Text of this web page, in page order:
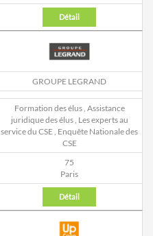
Détail
GROUPE LEGRAND
Formation des élus, Assistance
juridique des élus, Les experts au
service du CSE Enquête Nationale des
CSE
75
Paris
Détail